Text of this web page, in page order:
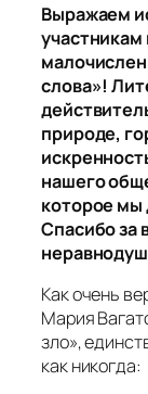
Выражаем
слова»!
природе,
нашего
которое мы
Спасибо за
Как очень
Мария
зло»,
как никогда: